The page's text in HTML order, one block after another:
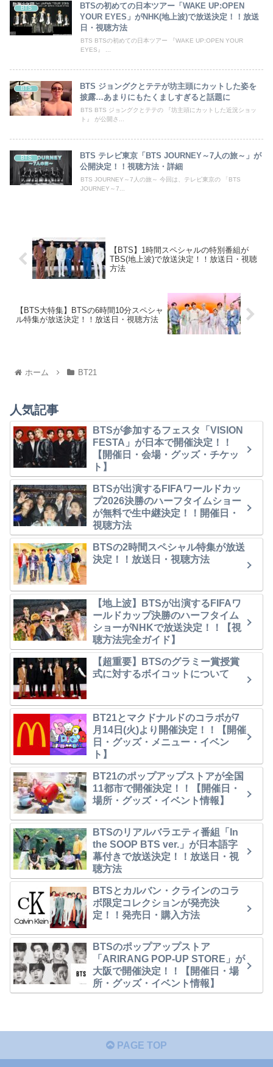
BTS
BTSの初めての日本ツアー「WAKE UP:OPEN
YOUR EYES」がNHK(地上波)で放送決定！！放送
日・視聴方法
BTS BTSの初めての日本ツアー 『WAKE UP:OPEN YOUR
EYES』 ...
BTS
BTS ジョングクとテテが坊主頭にカットした姿を
披露…あまりにもたくましすぎると話題に
BTS BTS ジョングクとテテの 『坊主頭にカットした近況ショッ
ト』 が公開さ...
BTS
BTS テレビ東京「BTS JOURNEY～7人の旅～」が
公開決定！！視聴方法・詳細
BTS JOURNEY～7人の旅～ 今回は、テレビ東京の 「BTS
JOURNEY～7...
【BTS】1時間スペシャルの特別番組が
TBS(地上波)で放送決定！！放送日・視聴
方法
【BTS大特集】BTSの6時間10分スペシャ
ル特集が放送決定！！放送日・視聴方法
ホーム BT21
人気記事
BTSが参加するフェスタ「VISION
FESTA」が日本で開催決定！！
【開催日・会場・グッズ・チケッ
ト】
BTSが出演するFIFAワールドカッ
プ2026決勝のハーフタイムショー
が無料で生中継決定！！開催日・
視聴方法
BTSの2時間スペシャル特集が放送
決定！！放送日・視聴方法
【地上波】BTSが出演するFIFAワ
ールドカップ決勝のハーフタイム
ショーがNHKで放送決定！！【視
聴方法完全ガイド】
【超重要】BTSのグラミー賞授賞
式に対するボイコットについて
BT21とマクドナルドのコラボが7
月14日(火)より開催決定！！【開催
日・グッズ・メニュー・イベン
ト】
BT21のポップアップストアが全国
11都市で開催決定！！【開催日・
場所・グッズ・イベント情報】
BTSのリアルバラエティ番組「In
the SOOP BTS ver.」が日本語字
幕付きで放送決定！！放送日・視
聴方法
BTSとカルバン・クラインのコラ
ボ限定コレクションが発売決
定！！発売日・購入方法
BTSのポップアップストア
「ARIRANG POP-UP STORE」が
大阪で開催決定！！【開催日・場
所・グッズ・イベント情報】
PAGE TOP